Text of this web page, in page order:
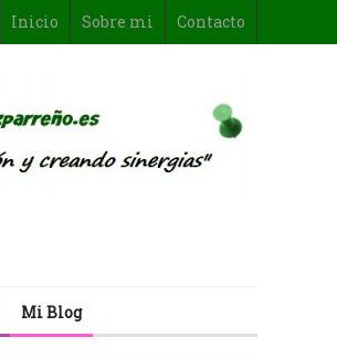
Inicio Sobre mi Contacto
Mi Blog